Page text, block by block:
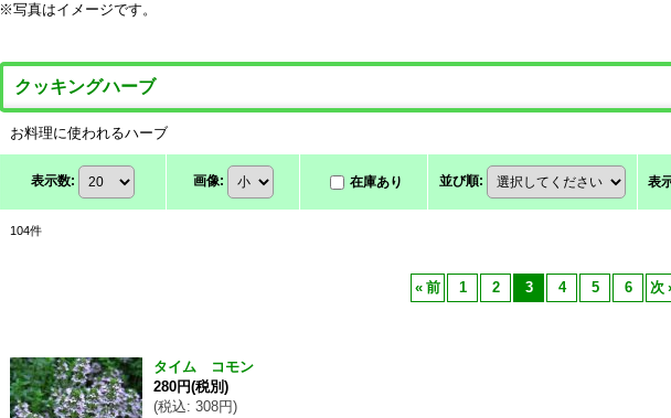
※写真はイメージです。
クッキングハーブ
お料理に使われるハーブ
表示数: 画像: 在庫あり 並び順: 表
104件
« 前 1 2 3 4 5 6 次
タイム コモン
280円(税別)
(税込: 308円)